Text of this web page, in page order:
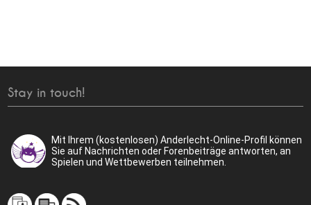
Stay in touch!
Mit Ihrem (kostenlosen) Anderlecht-Online-Profil können
Sie auf Nachrichten oder Forenbeiträge antworten, an
Spielen und Wettbewerben teilnehmen.